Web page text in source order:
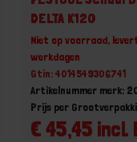
DELTA K120
Niet op voorraad,
werkdagen
Gtin: 4014549306741
Artikelnummer merk:
€ 45,45 incl.
Prijs per